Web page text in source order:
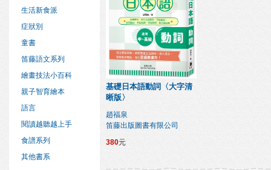
生活新食派
症狀別
童書
笛藤語文系列
繪畫技法小百科
親子智育繪本
語言
閱讀越聽越上手
食譜系列
其他書系
基礎日本語動詞〈大字清
晰版〉
趙福泉
笛藤出版圖書有限公司
380元